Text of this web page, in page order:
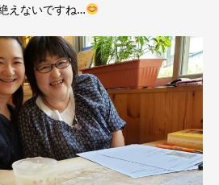
えないですね…